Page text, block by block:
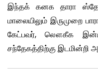
இந்தக் கனக தாரா
மாலையிலும் இருமுறை
கேட்பவர், லௌகீக
சந்தேகத்திற்கு இடமின்றி